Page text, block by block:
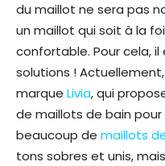
du maillot ne sera pas
un maillot qui soit à la
confortable. Pour cela,
solutions !
marque Livia, qui
de maillots de bain
beaucoup de maillots
tons sobres et unis,